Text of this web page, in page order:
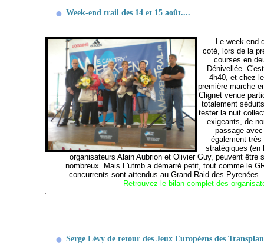
Week-end trail des 14 et 15 août....
Le week end
coté, lors de la
courses en
Dénivellée.
4h40, et chez
première marche
Clignet venue
totalement
tester la nuit
exigeants, de
passage
également
stratégiques (en
organisateurs Alain Aubrion et Olivier Guy, peuvent
nombreux. Mais L'utmb a démarré petit, tout comme le
concurrents sont attendus au Grand Raid des
Retrouvez le bilan complet des
Serge Lévy de retour des Jeux Européens des